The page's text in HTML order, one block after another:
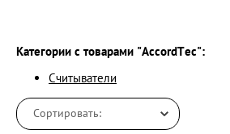
Категории с товарами "AccordTec":
Считыватели
Сортировать: